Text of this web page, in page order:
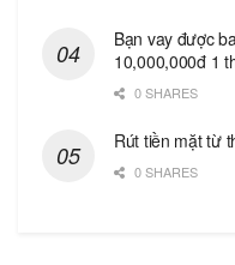
Bạn vay được
10,000,000đ 1
0 SHARES
Rút tiền mặt từ
0 SHARES